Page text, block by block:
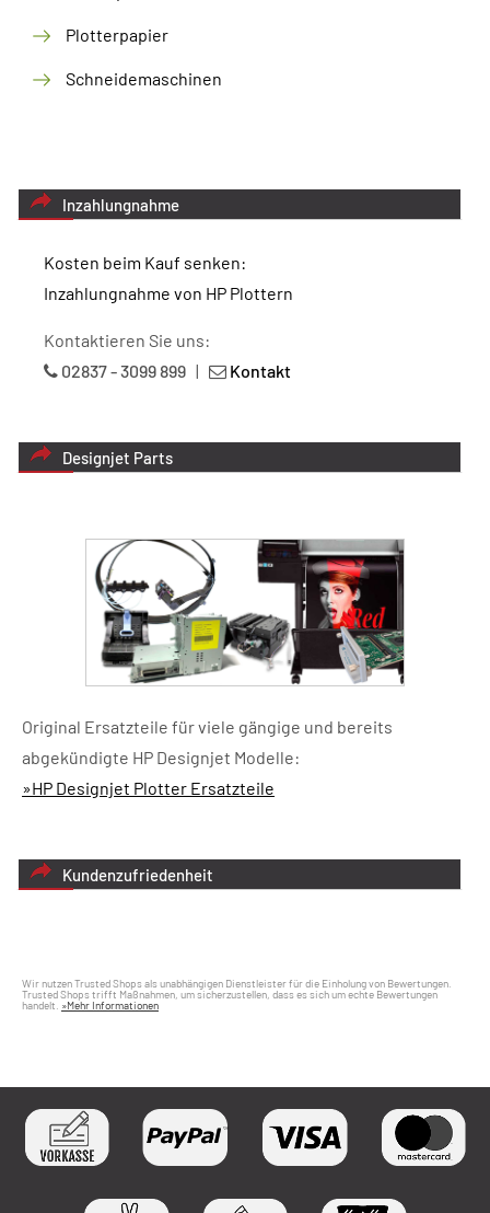
Plotterpapier
Schneidemaschinen
Inzahlungnahme
Kosten beim Kauf senken:
Inzahlungnahme von HP Plottern
Kontaktieren Sie uns:
02837 - 3099 899 | Kontakt
Designjet Parts
Original Ersatzteile für viele gängige und bereits
abgekündigte HP Designjet Modelle:
»HP Designjet Plotter Ersatzteile
Kundenzufriedenheit
Wir nutzen Trusted Shops als unabhängigen Dienstleister für die Einholung von Bewertungen.
Trusted Shops trifft Maßnahmen, um sicherzustellen, dass es sich um echte Bewertungen
handelt. »Mehr Informationen